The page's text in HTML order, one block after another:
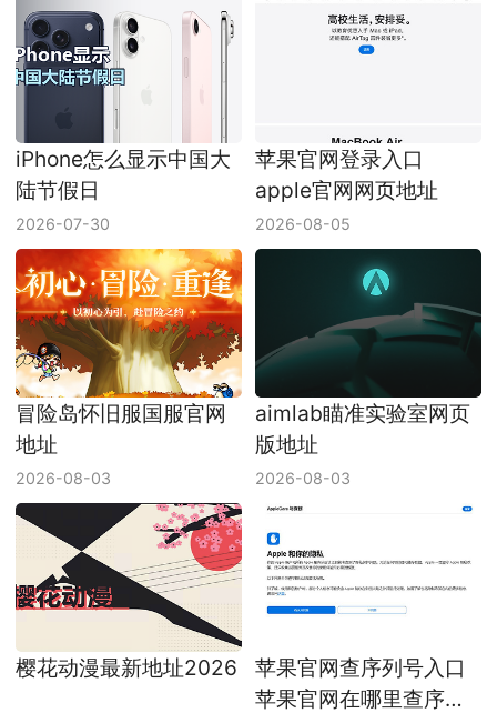
iPhone怎么显示中国大
陆节假日
2026-07-30
苹果官网登录入口
apple官网网页地址
2026-08-05
冒险岛怀旧服国服官网
地址
2026-08-03
aimlab瞄准实验室网页
版地址
2026-08-03
樱花动漫最新地址2026
苹果官网查序列号入口
苹果官网在哪里查序列